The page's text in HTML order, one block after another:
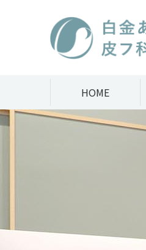
白金あおば皮フ科クリニック
HOME